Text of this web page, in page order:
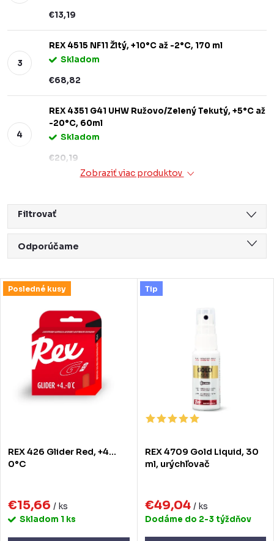
€13,19
REX 4515 NF11 Žltý, +10°C až -2°C, 170 ml
Skladom
€68,82
REX 4351 G41 UHW Ružovo/Zelený Tekutý, +5°C až
-20°C, 60ml
Skladom
€20,19
Zobraziť viac produktov
Filtrovať
R
a
d
d
k
t
Odporúčame
Najdrahšie
Najpredávanejšie
Abecedne
V
d
k
Posledné kusy
REX 426 Glider Red, +4…
0°C
€15,66 / ks
Skladom 1 ks
Tip
REX 4709 Gold Liquid, 30
ml, urýchľovač
€49,04 / ks
Dodáme do 2-3 týždňov